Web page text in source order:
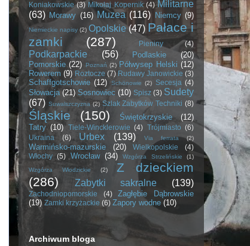
Koniakowskie (3) Mikołaj Kopernik (4) Militarne
(63) Morawy (16) Muzea (116) Niemcy (9)
Niemieckie napisy (2) Opolskie (47) Pałace i
zamki
(287) Pieniny (4)
Podkarpackie (56) Podlaskie
(20)
Pomorskie (22) Poznań (2) Półwysep Helski (12)
Rowerem (9) Roztocze (7) Rudawy Janowickie (3)
Schaffgotschowie (12) Schönowie (2) Secesja (4)
Słowacja (21) Sosnowiec (10) Spisz (3) Sudety
(67) Suwalszczyzna (2) Szlak Zabytków Techniki (8)
Śląskie (150) Świętokrzyskie
(12)
Tatry (10) Tiele-Wincklerowie (4) Trójmiasto (6)
Ukraina
(6) Urbex (139) Via ferrata (2)
Warmińsko-mazurskie (20) Wielkopolskie
(4)
Włochy (5) Wrocław (34) Wzgórza Strzelińskie
(1)
Wzgórza Włodzickie
(2)
Z dzieckiem
(286)
Zabytki sakralne (139)
Zachodniopomorskie (4)
Zagłębie Dąbrowskie
(19) Zamki krzyżackie (6) Zapory wodne (10)
Archiwum bloga